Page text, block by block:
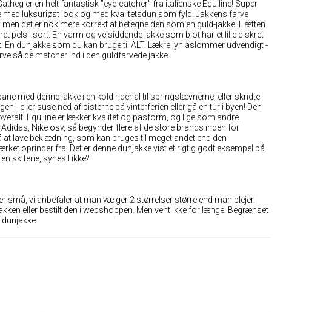
er en helt fantastisk "eye-catcher" fra italienske Equiline! Super
med luksuriøst look og med kvalitetsdun som fyld. Jakkens farve
det er nok mere korrekt at betegne den som en guld-jakke! Hætten
pels i sort. En varm og velsiddende jakke som blot har et lille diskret
dunjakke som du kan bruge til ALT. Lækre lynlåslommer udvendigt -
så de matcher ind i den guldfarvede jakke.
med denne jakke i en kold ridehal til springstævnerne, eller skridte
- eller suse ned af pisterne på vinterferien eller gå en tur i byen! Den
Equiline er lækker kvalitet og pasform, og lige som andre
Nike osv, så begynder flere af de store brands inden for
at lave beklædning, som kan bruges til meget andet end den
oprinder fra. Det er denne dunjakke vist et rigtig godt eksempel på.
skiferie, synes I ikke?
små, vi anbefaler at man vælger 2 størrelser større end man plejer.
eller bestilt den i webshoppen. Men vent ikke for længe. Begrænset